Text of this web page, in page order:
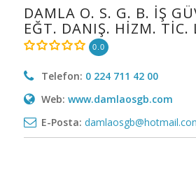
DAMLA O. S. G. B. İŞ
EĞT. DANIŞ. HİZM. TİC.
0.0
Telefon: 0 224 711 42 00
Web: www.damlaosgb.com
E-Posta: